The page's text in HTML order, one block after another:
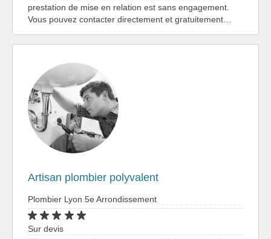
prestation de mise en relation est sans engagement.
Vous pouvez contacter directement et gratuitement…
Artisan plombier polyvalent
Plombier Lyon 5e Arrondissement
Sur devis